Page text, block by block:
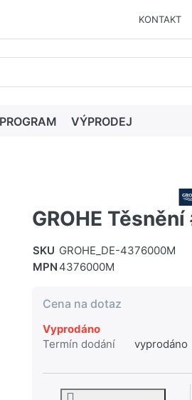
KONTAKT
při zadávání. Stisknutím
VÝPRODEJ
GROHE
SKU GROHE_DE-4376000M
MPN 4376000M
Cena na dotaz
Vyprodáno
Termín dodání
vyprodáno